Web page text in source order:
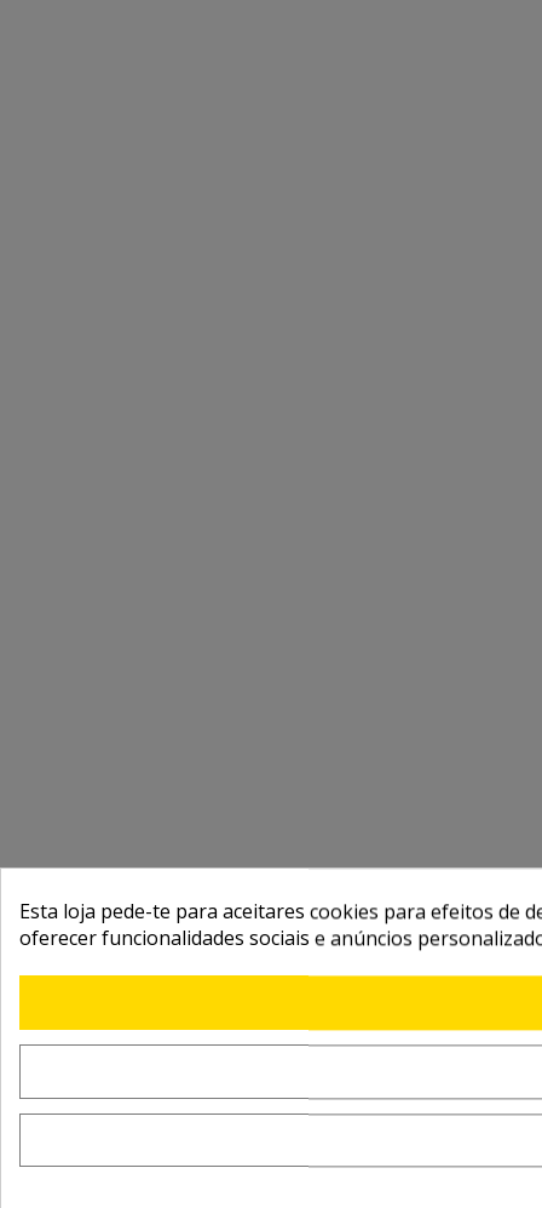
Esta loja pede-te para aceitares cookies para efeitos de
oferecer funcionalidades sociais e anúncios